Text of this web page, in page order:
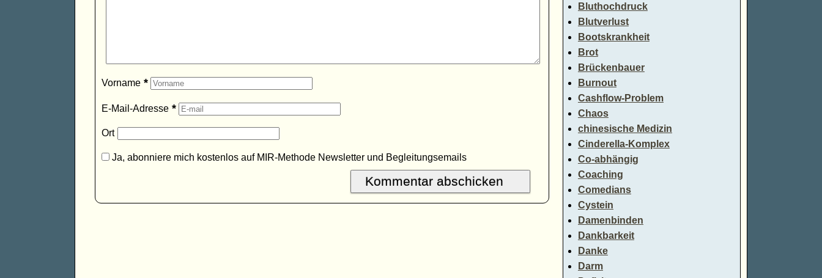
Vorname *
E-Mail-Adresse *
Ort
Ja, abonniere mich kostenlos auf MIR-Methode Newsletter und Begleitungsemails
Bluthochdruck
Blutverlust
Bootskrankheit
Brot
Brückenbauer
Burnout
Cashflow-Problem
Chaos
chinesische Medizin
Cinderella-Komplex
Co-abhängig
Coaching
Comedians
Cystein
Damenbinden
Dankbarkeit
Danke
Darm